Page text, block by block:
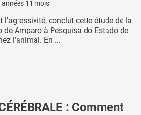
années 11 mois
l'agressivité, conclut cette étude de la
de Amparo à Pesquisa do Estado de
l’animal. En ...
: Comment